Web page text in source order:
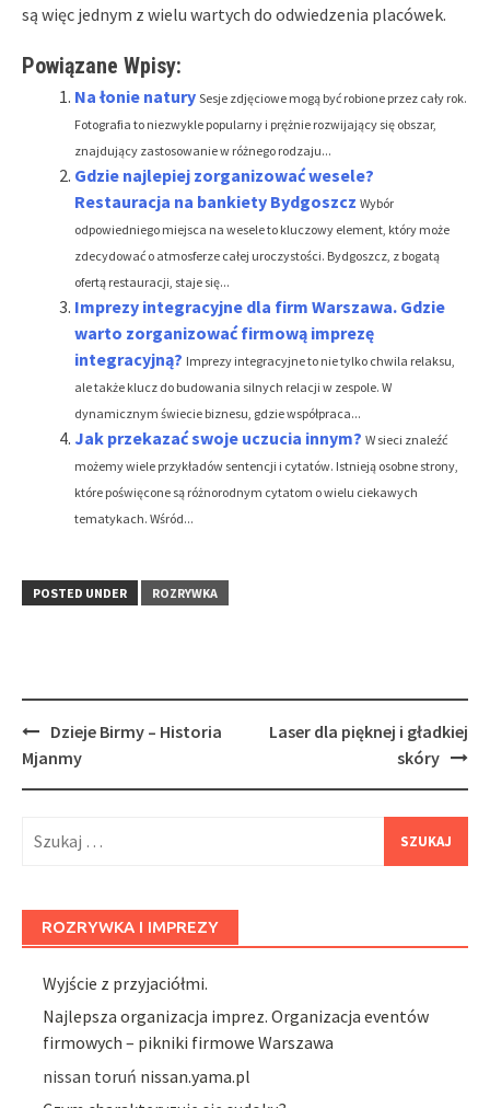
są więc jednym z wielu wartych do odwiedzenia placówek.
Powiązane Wpisy:
Na łonie natury Sesje zdjęciowe mogą być robione przez cały rok.
Fotografia to niezwykle popularny i prężnie rozwijający się obszar,
znajdujący zastosowanie w różnego rodzaju...
Gdzie najlepiej zorganizować wesele?
Restauracja na bankiety Bydgoszcz Wybór
odpowiedniego miejsca na wesele to kluczowy element, który może
zdecydować o atmosferze całej uroczystości. Bydgoszcz, z bogatą
ofertą restauracji, staje się...
Imprezy integracyjne dla firm Warszawa. Gdzie
warto zorganizować firmową imprezę
integracyjną? Imprezy integracyjne to nie tylko chwila relaksu,
ale także klucz do budowania silnych relacji w zespole. W
dynamicznym świecie biznesu, gdzie współpraca...
Jak przekazać swoje uczucia innym? W sieci znaleźć
możemy wiele przykładów sentencji i cytatów. Istnieją osobne strony,
które poświęcone są różnorodnym cytatom o wielu ciekawych
tematykach. Wśród...
POSTED UNDER ROZRYWKA
Post
navigation
Dzieje Birmy – Historia
Mjanmy
Laser dla pięknej i gładkiej
skóry
ROZRYWKA I IMPREZY
Wyjście z przyjaciółmi.
Najlepsza organizacja imprez. Organizacja eventów
firmowych – pikniki firmowe Warszawa
nissan toruń nissan.yama.pl